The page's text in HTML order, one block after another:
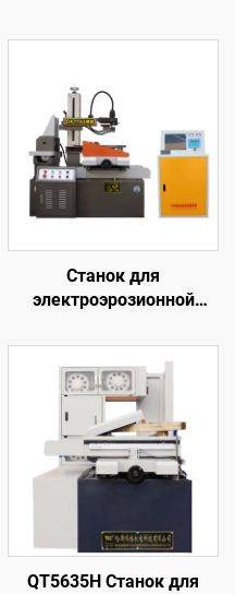
Станок для
электроэрозионной
электродом
однопроходного реза
DK7763
QT5635H Станок для